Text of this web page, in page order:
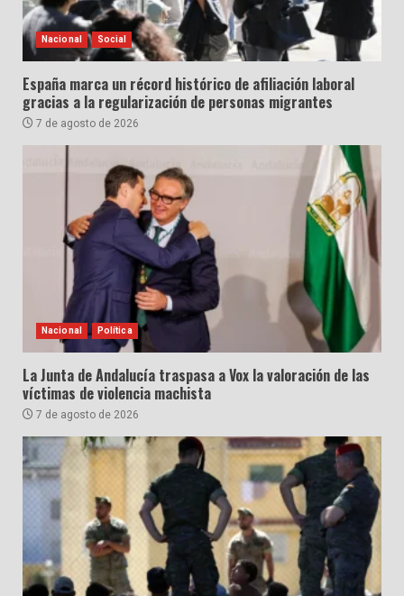
Nacional Social
España marca un récord histórico de afiliación laboral
gracias a la regularización de personas migrantes
7 de agosto de 2026
Nacional Política
La Junta de Andalucía traspasa a Vox la valoración de las
víctimas de violencia machista
7 de agosto de 2026